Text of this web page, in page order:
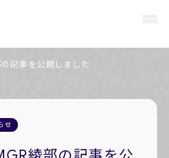
記事を公開しました
せ